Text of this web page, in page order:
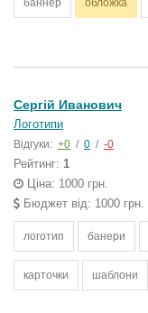
баннер обложка
Сергій Иванович
Логотипи
Відгуки: +0 / 0 / -0
Рейтинг: 1
Ціна: 1000 грн.
Бюджет від: 1000 грн.
логотип банери
карточки шаблони